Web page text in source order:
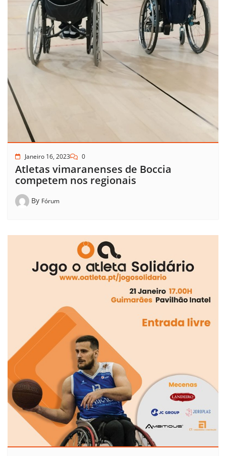
Janeiro 16, 2023 0
Atletas vimaranenses de Boccia
competem nos regionais
By Fórum